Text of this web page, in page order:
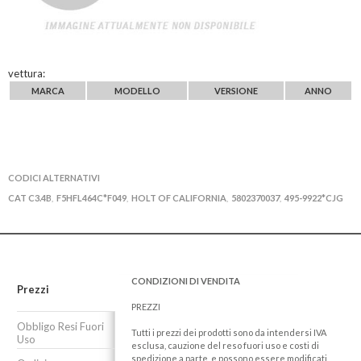
vettura:
MARCA MODELLO VERSIONE ANNO
CODICI ALTERNATIVI
CAT C3.4B F5HFL464C*F049 HOLT OF CALIFORNIA 5802370037, 495-9922*CJG
Prezzi
Obbligo Resi Fuori
Uso
CONDIZIONI DI VENDITA
PREZZI
Tutti i prezzi dei prodotti sono da intendersi IVA
esclusa, cauzione del reso fuori uso e costi di
spedizione a parte, e possono essere modificati